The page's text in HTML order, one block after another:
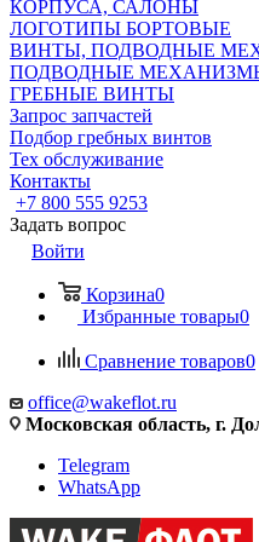
КОРПУСА, САЛОНЫ
ЛОГОТИПЫ БОРТОВЫЕ
ВИНТЫ, ПОДВОДНЫЕ
ПОДВОДНЫЕ
ГРЕБНЫЕ ВИНТЫ
Запрос запчастей
Подбор гребных винтов
Тех обслуживание
Контакты
+7 800 555 9253
Задать вопрос
Войти
Корзина0
Избранные товары0
Сравнение товаров0
office@wakeflot.ru
Московская область, г.
Telegram
WhatsApp